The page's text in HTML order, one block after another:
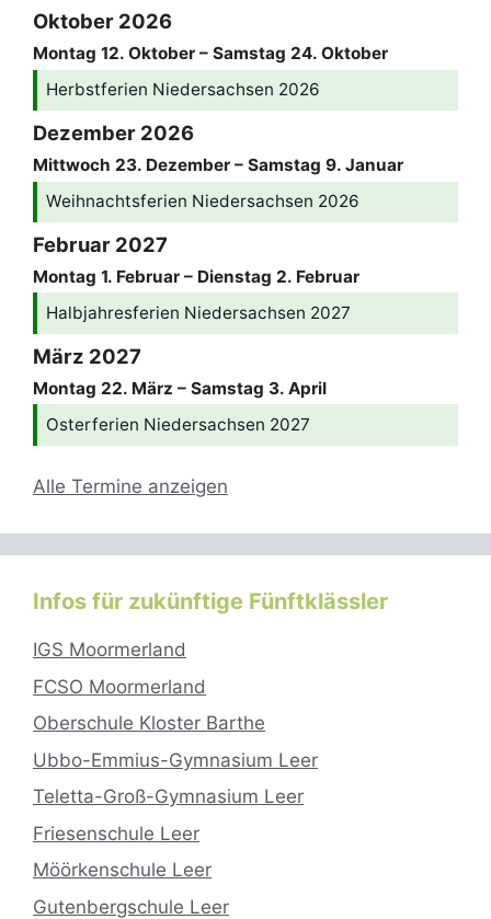
Oktober 2026
Montag 12. Oktober – Samstag 24. Oktober
Herbstferien Niedersachsen 2026
Dezember 2026
Mittwoch 23. Dezember – Samstag 9. Januar
Weihnachtsferien Niedersachsen 2026
Februar 2027
Montag 1. Februar – Dienstag 2. Februar
Halbjahresferien Niedersachsen 2027
März 2027
Montag 22. März – Samstag 3. April
Osterferien Niedersachsen 2027
Alle Termine anzeigen
Infos für zukünftige Fünftklässler
IGS Moormerland
FCSO Moormerland
Oberschule Kloster Barthe
Ubbo-Emmius-Gymnasium Leer
Teletta-Groß-Gymnasium Leer
Friesenschule Leer
Möörkenschule Leer
Gutenbergschule Leer